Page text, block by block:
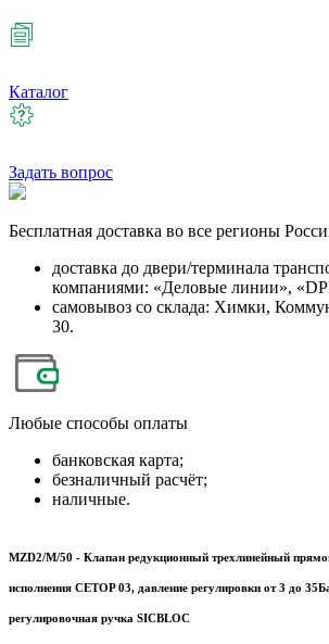
Каталог
Задать вопрос
Бесплатная доставка во все регионы
доставка до двери/терминала
компаниями: «Деловые линии»,
самовывоз со склада: Химки,
30.
Любые способы оплаты
банковская карта;
безналичный расчёт;
наличные.
MZD2/M/50 - Клапан редукционный трехлинейный
исполнения CETOP 03, давление регулировки от 3 до
регулировочная ручка SICBLOC